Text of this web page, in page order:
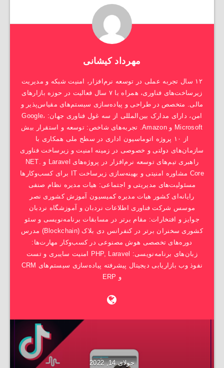
مهرداد کیشانی
۱۲ سال تجربه عملی در توسعه نرم‌افزار، امنیت شبکه و مدیریت
زیرساخت‌های فناوری، همراه با ۷ سال فعالیت در حوزه بازارهای
مالی. متخصص در طراحی و پیاده‌سازی سیستم‌های مقیاس‌پذیر و
امن، دارای مدارک بین‌المللی از سه غول فناوری جهان: Google،
Microsoft و Amazon. تجربه‌های شاخص: توسعه و استقرار بیش
از ۱۰ پروژه اتوماسیون اداری در سطح ملی همکاری با
سازمان‌های دولتی و خصوصی در زمینه امنیت و زیرساخت فناوری
راهبری تیم‌های توسعه نرم‌افزار در پروژه‌های Laravel و .NET
Core مشاوره امنیتی و بهینه‌سازی زیرساخت IT برای کسب‌وکارها
مسئولیت‌های مدیریتی و اجتماعی: هیات مدیره نظام صنفی
رایانه‌ای کشور هیات مدیره کمیسیون آموزش کشوری نصر
موسس شرکت فناوری اطلاعات نردبان و آموزشگاه نردبان
جوایز و افتخارات: مقام برتر در مسابقات برنامه‌نویسی و سئو
کشوری سخنران برتر در کنفرانس دی بلاک (Blockchain) مدرس
دوره‌های تخصصی هوش مصنوعی در کسب‌وکار مهارت‌ها:
زبان‌های برنامه‌نویسی: PHP, Laravel امنیت سایبری و تست
نفوذ وب بازاریابی دیجیتال پیشرفته پیاده‌سازی سیستم‌های CRM
و ERP
جولای 14, 2022